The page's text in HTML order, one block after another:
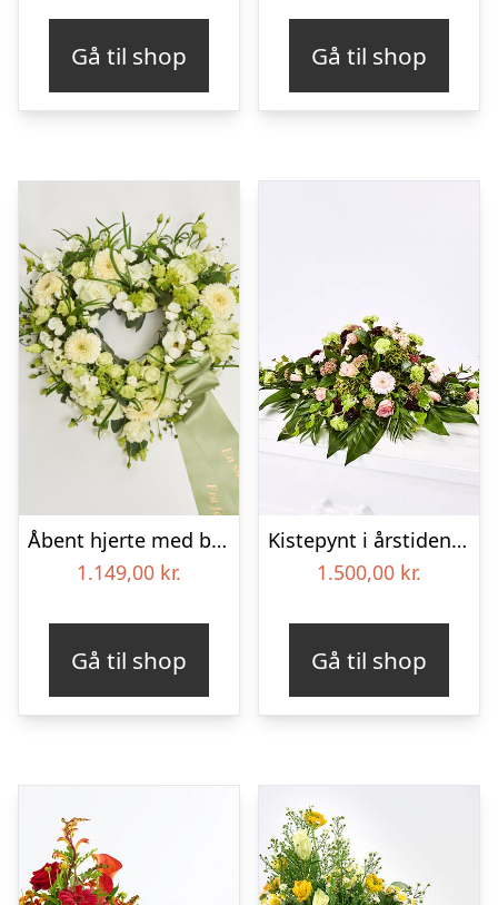
Gå til shop Gå til shop
Åbent hjerte med bånd – Floristens kreative valg
1.149,00 kr.
Gå til shop
Kistepynt i årstidens blomster – Blomster til begravelse
1.500,00 kr.
Gå til shop